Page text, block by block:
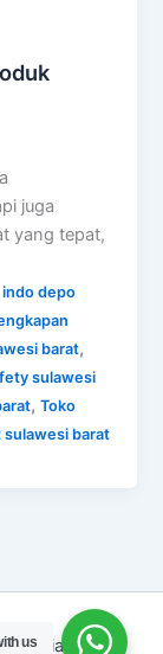
juga
yang tepat,
indo depo
barat,
sulawesi
,Toko
barat
us